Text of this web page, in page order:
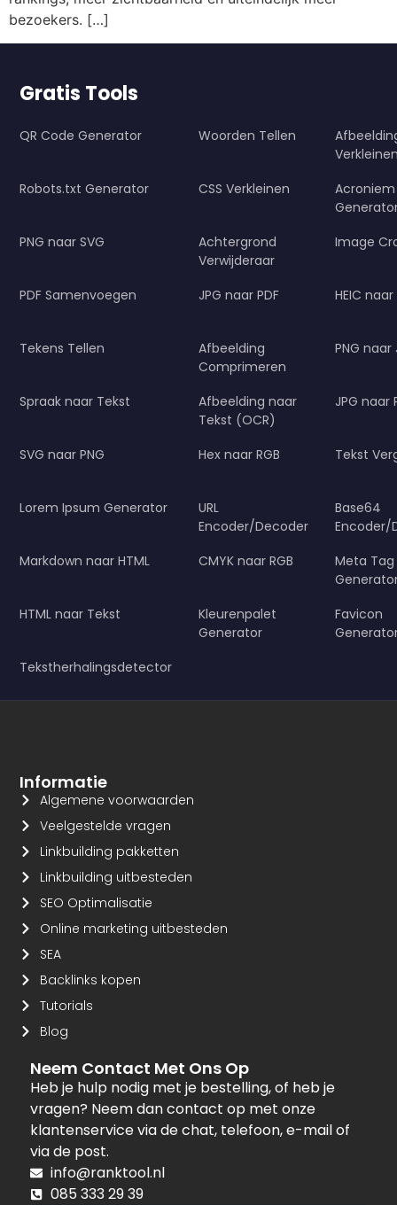
bezoekers. […]
Gratis Tools
QR Code Generator Woorden Tellen
Robots.txt Generator
CSS Verkleinen
Acroniem
PNG naar SVG
Achtergrond
Verwijderaar
Image
PDF Samenvoegen JPG naar PDF HEIC naar
Tekens Tellen
Afbeelding
Comprimeren
PNG naar
Spraak naar Tekst
Afbeelding naar
Tekst (OCR)
JPG naar
SVG naar PNG Hex naar RGB Tekst
Lorem Ipsum Generator
URL
Encoder/Decoder
Base64
Encoder/
Markdown naar HTML
CMYK naar RGB
Meta Tag
HTML naar Tekst
Kleurenpalet
Generator
Favicon
Tekstherhalingsdetector
Informatie
Algemene voorwaarden
Veelgestelde vragen
Linkbuilding pakketten
Linkbuilding uitbesteden
SEO Optimalisatie
Online marketing uitbesteden
SEA
Backlinks kopen
Tutorials
Blog
Neem Contact Met Ons Op
Heb je hulp nodig met je bestelling, of heb je
vragen? Neem dan contact op met onze
klantenservice via de chat, telefoon, e-mail of
via de post.
info@ranktool.nl
085 333 29 39